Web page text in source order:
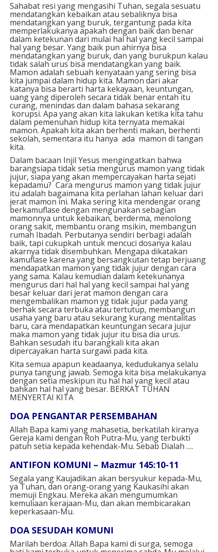
Sahabat resi yang mengasihi Tuhan, segala sesuatu
mendatangkan kebaikan atau sebaliknya bisa
mendatangkan yang buruk, tergantung pada kita
memperlakukanya apakah dengan baik dan benar
dalam ketekunan dari mulai hal hal yang kecil sampai
hal yang besar. Yang baik pun ahirnya bisa
mendatangkan yang buruk, dan yang burukpun kalau
tidak salah urus bisa mendatangkan yang baik.
Mamon adalah sebuah kenyataan yang sering bisa
kita jumpai dalam hidup kita. Mamon dari akar
katanya bisa berarti harta kekayaan, keuntungan,
uang yang diperoleh secara tidak benar entah itu
curang, menindas dan dalam bahasa sekarang
korupsi. Apa yang akan kita lakukan ketika kita tahu
dalam pemenuhan hidup kita ternyata memakai
mamon. Apakah kita akan berhenti makan, berhenti
sekolah, sementara itu hanya ada mamon di tangan
kita.
Dalam bacaan Injil Yesus mengingatkan bahwa
barangsiapa tidak setia mengurus mamon yang tidak
jujur, siapa yang akan mempercayakan harta sejati
kepadamu? Cara mengurus mamon yang tidak jujur
itu adalah bagaimana kita perlahan lahan keluar dari
jerat mamon ini. Maka sering kita mendengar orang
berkamuflase dengan mengunakan sebagian
mamonnya untuk kebaikan, berderma, menolong
orang sakit, membantu orang msikin, membangun
rumah Ibadah. Perbutanya sendiri berbagi adalah
baik, tapi cukupkah untuk mencuci dosanya kalau
akarnya tidak disembuhkan. Mengapa dikatakan
kamuflase karena yang bersangkutan tetap berjuang
mendapatkan mamon yang tidak jujur dengan cara
yang sama. Kalau kemudian dalam ketekunanya
mengurus dari hal hal yang kecil sampai hal yang
besar keluar dari jerat mamon dengan cara
mengembalikan mamon yg tidak jujur pada yang
berhak secara terbuka atau tertutup, membangun
usaha yang baru atau sekurang kurang mentalitas
baru, cara mendapatkan keuntungan secara jujur
maka mamon yang tidak jujur itu bisa dia urus.
Bahkan sesudah itu barangkali kita akan
dipercayakan harta surgawi pada kita.
Kita semua apapun keadaanya, kedudukanya selalu
punya tangung jawab. Semoga kita bisa melakukanya
dengan setia meskipun itu hal hal yang kecil atau
bahkan hal hal yang besar. BERKAT TUHAN
MENYERTAI KITA
DOA PENGANTAR PERSEMBAHAN
Allah Bapa kami yang mahasetia, berkatilah kiranya
Gereja kami dengan Roh Putra-Mu, yang terbukti
patuh setia kepada kehendak-Mu. Sebab Dialah ….
ANTIFON KOMUNI – Mazmur 145:10-11
Segala yang Kaujadikan akan bersyukur kepada-Mu,
ya Tuhan, dan orang-orang yang Kaukasihi akan
memuji Engkau. Mereka akan mengumumkan
kemuliaan kerajaan-Mu, dan akan membicarakan
keperkasaan-Mu.
DOA SESUDAH KOMUNI
Marilah berdoa: Allah Bapa kami di surga, semoga